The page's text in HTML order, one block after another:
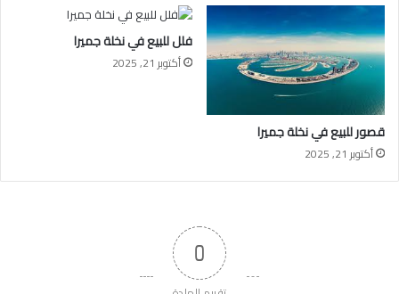
قصور للبيع في نخلة جميرا
أكتوبر 21, 2025
فلل للبيع في نخلة جميرا
أكتوبر 21, 2025
0